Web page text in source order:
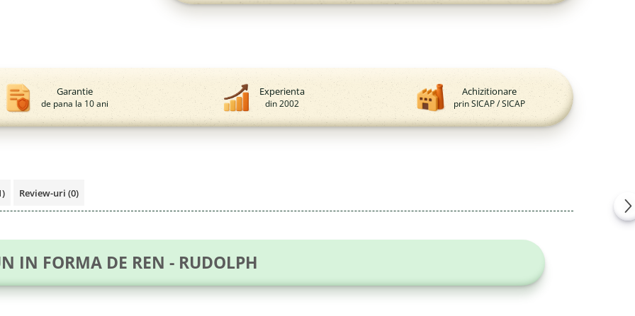
Garantie
de pana la 10 ani
Experienta
din 2002
Achizitionare
prin SICAP / SICAP
Review-uri (0)
IN FORMA DE REN - RUDOLPH